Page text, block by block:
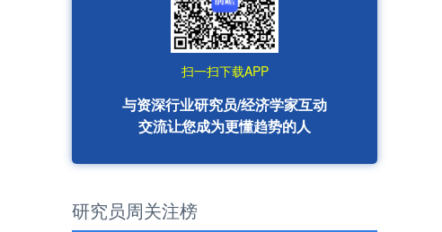
扫一扫下载APP
与资深行业研究员/经济学家互动
交流让您成为更懂趋势的人
研究员周关注榜